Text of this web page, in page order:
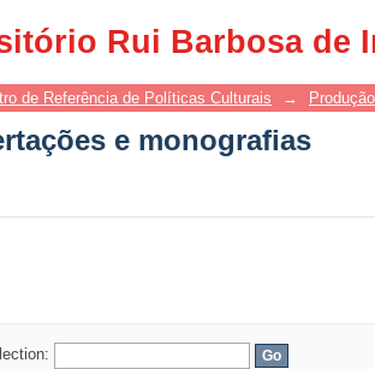
Rui Barbosa de
e monografias
de Referência de Políticas Culturais →
e monografias